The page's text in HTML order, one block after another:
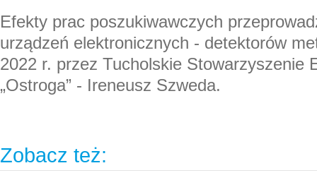
Efekty prac poszukiwawczych
urządzeń elektronicznych - detektorów
2022 r. przez Tucholskie Stowarzyszenie
„Ostroga” - Ireneusz Szweda.
Zobacz też: